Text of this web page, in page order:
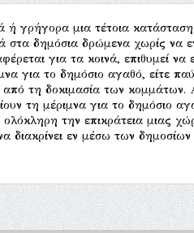
γρήγορα μια τέτοια
στα δημόσια δρώμενα χωρίς να
για τα κοινά, επιθυμεί να
για το δημόσιο αγαθό, είτε
από τη δοκιμασία των κομμάτων.
τη μέριμνα για το δημόσιο
την επικράτεια μιας
διακρίνει εν μέσω των